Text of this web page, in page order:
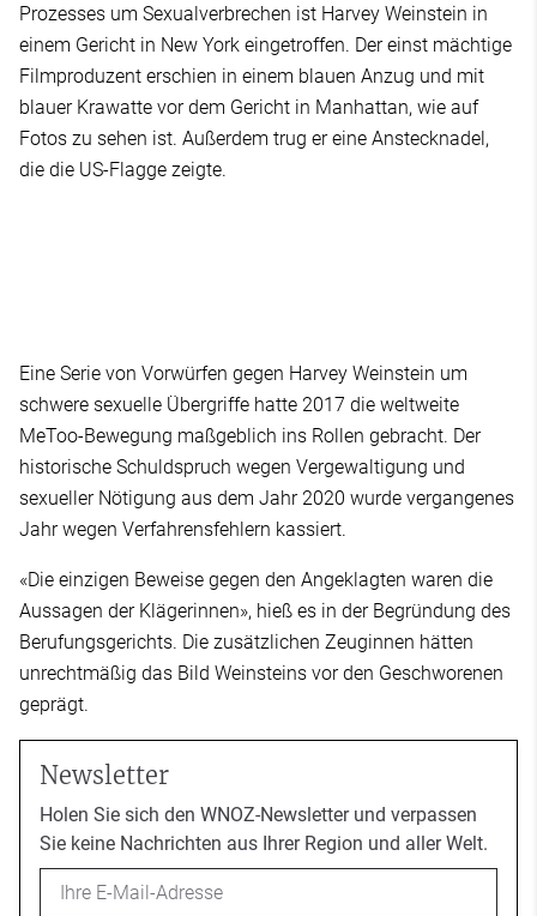
Prozesses um Sexualverbrechen ist Harvey Weinstein in
einem Gericht in New York eingetroffen. Der einst mächtige
Filmproduzent erschien in einem blauen Anzug und mit
blauer Krawatte vor dem Gericht in Manhattan, wie auf
Fotos zu sehen ist. Außerdem trug er eine Anstecknadel,
die die US-Flagge zeigte.
Eine Serie von Vorwürfen gegen Harvey Weinstein um
schwere sexuelle Übergriffe hatte 2017 die weltweite
MeToo-Bewegung maßgeblich ins Rollen gebracht. Der
historische Schuldspruch wegen Vergewaltigung und
sexueller Nötigung aus dem Jahr 2020 wurde vergangenes
Jahr wegen Verfahrensfehlern kassiert.
«Die einzigen Beweise gegen den Angeklagten waren die
Aussagen der Klägerinnen», hieß es in der Begründung des
Berufungsgerichts. Die zusätzlichen Zeuginnen hätten
unrechtmäßig das Bild Weinsteins vor den Geschworenen
geprägt.
Newsletter
Holen Sie sich den WNOZ-Newsletter und verpassen
Sie keine Nachrichten aus Ihrer Region und aller Welt.
Email